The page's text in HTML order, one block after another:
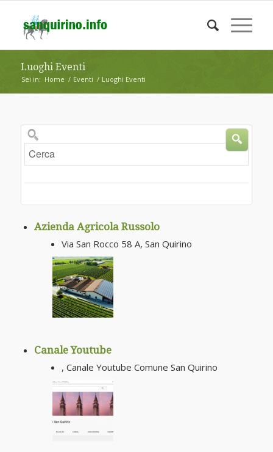
Luoghi Eventi
Sei in: Home / Eventi / Luoghi Eventi
Azienda Agricola Russolo
Via San Rocco 58 A, San Quirino
Canale Youtube
, Canale Youtube Comune San Quirino